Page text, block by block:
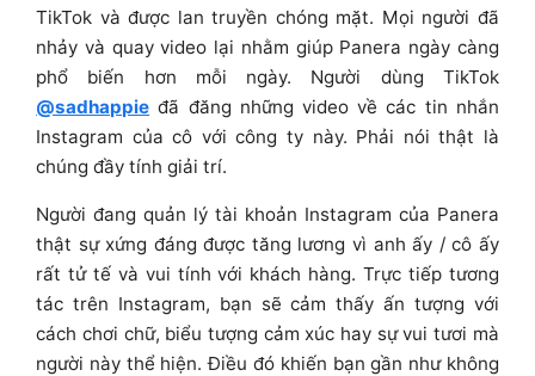
TikTok và được lan truyền chóng mặt. Mọi người đã
nhảy và quay video lại nhằm giúp Panera ngày càng
phổ biến hơn mỗi ngày. Người dùng TikTok
@sadhappie đã đăng những video về các tin nhắn
Instagram của cô với công ty này. Phải nói thật là
chúng đầy tính giải trí.
Người đang quản lý tài khoản Instagram của Panera
thật sự xứng đáng được tăng lương vì anh ấy / cô ấy
rất tử tế và vui tính với khách hàng. Trực tiếp tương
tác trên Instagram, bạn sẽ cảm thấy ấn tượng với
cách chơi chữ, biểu tượng cảm xúc hay sự vui tươi mà
người này thể hiện. Điều đó khiến bạn gần như không